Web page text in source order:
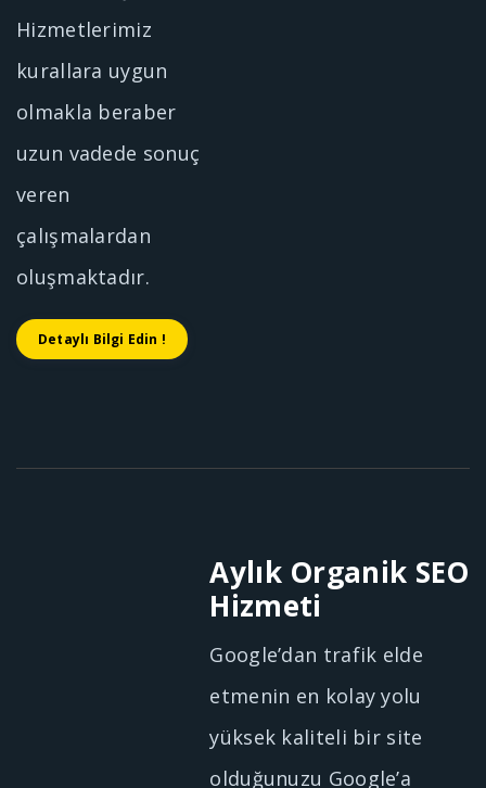
Hizmetlerimiz
kurallara uygun
olmakla beraber
uzun vadede sonuç
veren
çalışmalardan
oluşmaktadır.
Detaylı Bilgi Edin !
Aylık Organik SEO
Hizmeti
Google’dan trafik elde
etmenin en kolay yolu
yüksek kaliteli bir site
olduğunuzu Google’a